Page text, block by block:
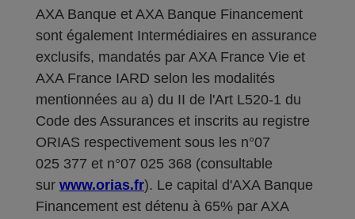
AXA Banque et AXA Banque Financement
sont également Intermédiaires en assurance
exclusifs, mandatés par AXA France Vie et
AXA France IARD selon les modalités
mentionnées au a) du II de l'Art L520-1 du
Code des Assurances et inscrits au registre
ORIAS respectivement sous les n°07
025 377 et n°07 025 368 (consultable
sur www.orias.fr). Le capital d'AXA Banque
Financement est détenu à 65% par AXA